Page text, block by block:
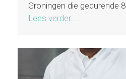
Groningen die gedurende
Lees verder....